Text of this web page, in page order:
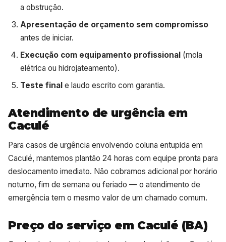
a obstrução.
Apresentação de orçamento sem compromisso
antes de iniciar.
Execução com equipamento profissional (mola
elétrica ou hidrojateamento).
Teste final e laudo escrito com garantia.
Atendimento de urgência em
Caculé
Para casos de urgência envolvendo coluna entupida em
Caculé, mantemos plantão 24 horas com equipe pronta para
deslocamento imediato. Não cobramos adicional por horário
noturno, fim de semana ou feriado — o atendimento de
emergência tem o mesmo valor de um chamado comum.
Preço do serviço em Caculé (BA)